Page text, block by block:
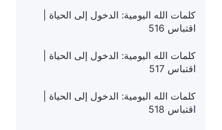
كلمات الله اليومية: الدخول إلى الحياة |
اقتباس 516
كلمات الله اليومية: الدخول إلى الحياة |
اقتباس 517
كلمات الله اليومية: الدخول إلى الحياة |
اقتباس 518